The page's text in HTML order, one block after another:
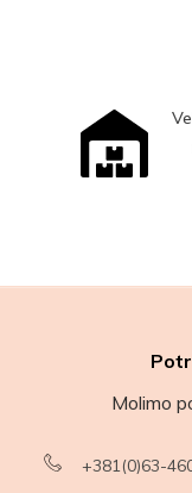
Molimo
+381(0)63-